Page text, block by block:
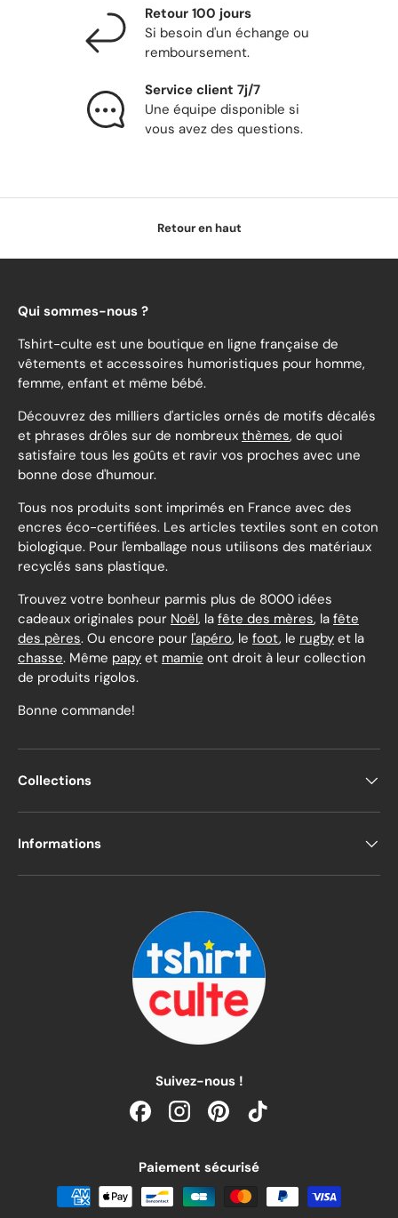
Retour 100 jours
Si besoin d'un échange ou
remboursement.
Service client 7j/7
Une équipe disponible si
vous avez des questions.
Retour en haut
Qui sommes-nous ?
Tshirt-culte est une boutique en ligne française de
vêtements et accessoires humoristiques pour homme,
femme, enfant et même bébé.
Découvrez des milliers d'articles ornés de motifs décalés
et phrases drôles sur de nombreux thèmes, de quoi
satisfaire tous les goûts et ravir vos proches avec une
bonne dose d'humour.
Tous nos produits sont imprimés en France avec des
encres éco-certifiées. Les articles textiles sont en coton
biologique. Pour l'emballage nous utilisons des matériaux
recyclés sans plastique.
Trouvez votre bonheur parmis plus de 8000 idées
cadeaux originales pour Noël, la fête des mères, la fête
des pères. Ou encore pour l'apéro, le foot, le rugby et la
chasse. Même papy et mamie ont droit à leur collection
de produits rigolos.
Bonne commande!
Collections
Informations
Suivez-nous !
FacebookInstagramPinterestTikTok
Paiement sécurisé